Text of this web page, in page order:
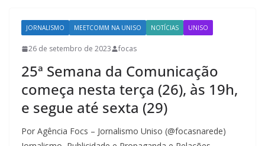
JORNALISMO MEETCOMM NA UNISO NOTÍCIAS UNISO
26 de setembro de 2023 focas
25ª Semana da Comunicação
começa nesta terça (26), às 19h,
e segue até sexta (29)
Por Agência Focs – Jornalismo Uniso (@focasnarede)